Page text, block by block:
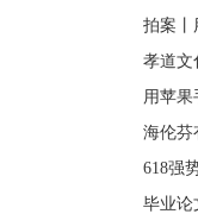
拍案
孝道文
用苹果
海伦芬
618强
毕业论